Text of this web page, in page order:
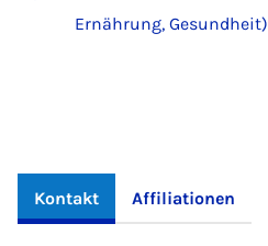
Ernährung, Gesundheit)
Kontakt Affiliationen